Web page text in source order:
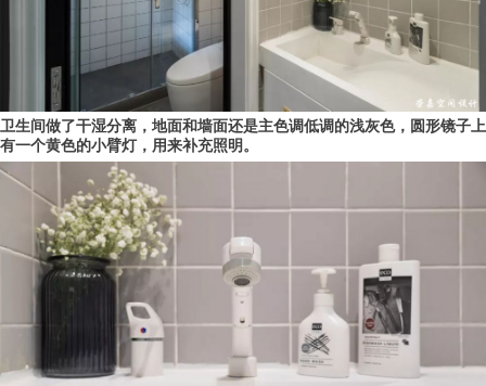
卫生间做了干湿分离，地面和墙面还是主色调低调的浅灰色，圆形镜子上
有一个黄色的小臂灯，用来补充照明。